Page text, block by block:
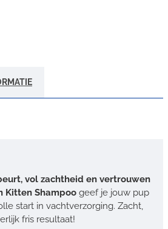
vol zachtheid en vertrouwen
Kitten Shampoo geef je jouw pup
start in vachtverzorging. Zacht,
fris resultaat!